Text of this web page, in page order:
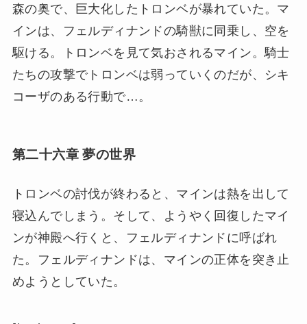
森の奥で、巨大化したトロンベが暴れていた。マ
インは、フェルディナンドの騎獣に同乗し、空を
駆ける。トロンベを見て気おされるマイン。騎士
たちの攻撃でトロンベは弱っていくのだが、シキ
コーザのある行動で…。
第二十六章 夢の世界
トロンベの討伐が終わると、マインは熱を出して
寝込んでしまう。そして、ようやく回復したマイ
ンが神殿へ行くと、フェルディナンドに呼ばれ
た。フェルディナンドは、マインの正体を突き止
めようとしていた。